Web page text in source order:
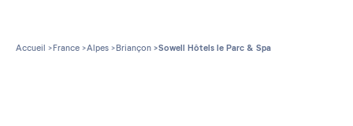
Accueil France Alpes Briançon Sowell Hôtels le Parc & Spa